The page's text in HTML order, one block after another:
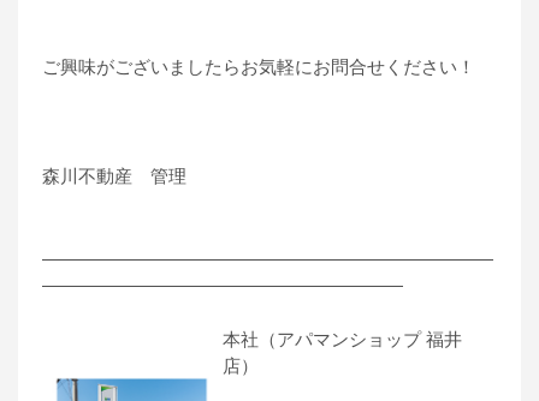
ご興味がございましたらお気軽にお問合せください！
森川不動産 管理
―――――――――――――――――――――――――
――――――――――――――――――――
本社（アパマンショップ 福井
店）